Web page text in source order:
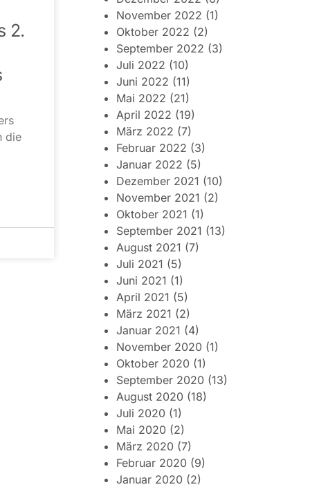
2.
die
November 2022 (1)
Oktober 2022 (2)
September 2022 (3)
Juli 2022 (10)
Juni 2022 (11)
Mai 2022 (21)
April 2022 (19)
März 2022 (7)
Februar 2022 (3)
Januar 2022 (5)
Dezember 2021 (10)
November 2021 (2)
Oktober 2021 (1)
September 2021 (13)
August 2021 (7)
Juli 2021 (5)
Juni 2021 (1)
April 2021 (5)
März 2021 (2)
Januar 2021 (4)
November 2020 (1)
Oktober 2020 (1)
September 2020 (13)
August 2020 (18)
Juli 2020 (1)
Mai 2020 (2)
März 2020 (7)
Februar 2020 (9)
Januar 2020 (2)